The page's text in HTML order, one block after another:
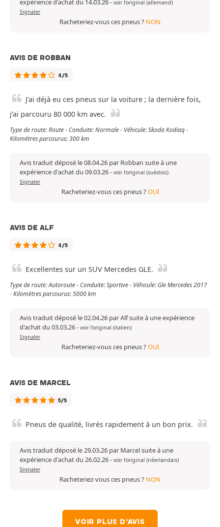
expérience d'achat du 14.03.26- voir l'original (allemand)
Signaler
Racheteriez-vous ces pneus ? NON
AVIS DE ROBBAN
4/5
J’ai déjà eu ces pneus sur la voiture ; la dernière fois,
j’ai parcouru 80 000 km avec.
Type de route: Route - Conduite: Normale - Véhicule: Skoda Kodiaq -
Kilomètres parcourus: 300 km
Avis traduit déposé le 08.04.26 par Robban suite à une
expérience d'achat du 09.03.26- voir l'original (suédois)
Signaler
Racheteriez-vous ces pneus ?OUI
AVIS DE ALF
4/5
Excellentes sur un SUV Mercedes GLE.
Type de route: Autoroute - Conduite: Sportive - Véhicule: Gle Mercedes 2017
- Kilomètres parcourus: 5000 km
Avis traduit déposé le 02.04.26 par Alf suite à une expérience
d'achat du 03.03.26- voir l'original (italien)
Signaler
Racheteriez-vous ces pneus ?OUI
AVIS DE MARCEL
5/5
Pneus de qualité, livrés rapidement à un bon prix.
Avis traduit déposé le 29.03.26 par Marcel suite à une
expérience d'achat du 26.02.26- voir l'original (néerlandais)
Signaler
Racheteriez-vous ces pneus ? NON
VOIR PLUS D'AVIS